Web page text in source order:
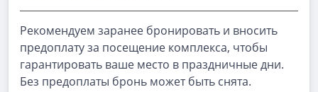
Рекомендуем заранее бронировать и вносить
предоплату за посещение комплекса, чтобы
гарантировать ваше место в праздничные дни.
Без предоплаты бронь может быть снята.